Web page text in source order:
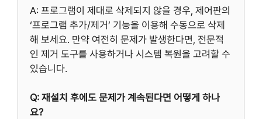
A: 프로그램이 제대로 삭제되지 않을 경우, 제어판의
‘프로그램 추가/제거’ 기능을 이용해 수동으로 삭제
해 보세요. 만약 여전히 문제가 발생한다면, 전문적
인 제거 도구를 사용하거나 시스템 복원을 고려할 수
있습니다.
Q: 재설치 후에도 문제가 계속된다면 어떻게 하나
요?